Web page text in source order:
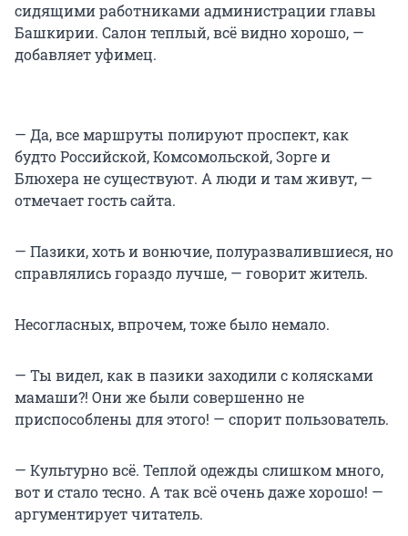
сидящими работниками администрации главы
Башкирии. Салон теплый, всё видно хорошо, —
добавляет уфимец.
— Да, все маршруты полируют проспект, как
будто Российской, Комсомольской, Зорге и
Блюхера не существуют. А люди и там живут, —
отмечает гость сайта.
— Пазики, хоть и вонючие, полуразвалившиеся, но
справлялись гораздо лучше, — говорит житель.
Несогласных, впрочем, тоже было немало.
— Ты видел, как в пазики заходили с колясками
мамаши?! Они же были совершенно не
приспособлены для этого! — спорит пользователь.
— Культурно всё. Теплой одежды слишком много,
вот и стало тесно. А так всё очень даже хорошо! —
аргументирует читатель.